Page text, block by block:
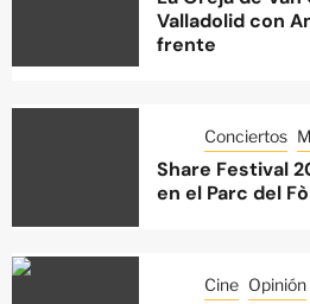
Valladolid con
frente
Conciertos
Share Festival
en el Parc del
Cine Opinión